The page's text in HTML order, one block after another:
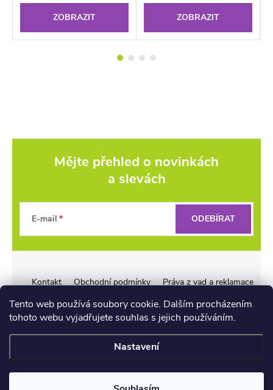
Tento web používá soubory cookie. Dalším procházením
tohoto webu vyjadřujete souhlas s jejich používáním.
Nastavení
ZOBRAZIT ZOBRAZIT
p
a
t
í
Mějte přehled o novinkách
a slevách
E-mail ODEBÍRAT
Kontakt Obchodní podmínky
Práva z vad a reklamace
Záruka Liquid Force
Reklamační řád pro firmy
Copyright 2026wakeshop.cz. Všechna práva vyhrazena.